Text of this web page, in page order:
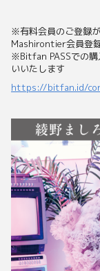
※有料会員のご登録
Mashirontier会員登
※Bitfan PASSでの購
いいたします
https://bitfan.id/